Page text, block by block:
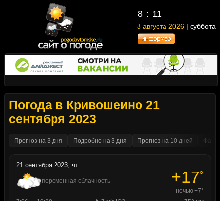
8 11
8 августа 2026 | суббота
Погода в Кривошеино 21
сентября 2023
Прогноз на 3 дня Подробно на 3 дня Прогноз на 10 дней
21 сентября 2023, чт
переменная облачность +17°
ночью +7°